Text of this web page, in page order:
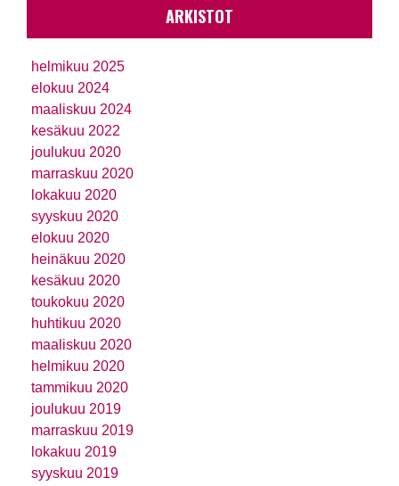
ARKISTOT
helmikuu 2025
elokuu 2024
maaliskuu 2024
kesäkuu 2022
joulukuu 2020
marraskuu 2020
lokakuu 2020
syyskuu 2020
elokuu 2020
heinäkuu 2020
kesäkuu 2020
toukokuu 2020
huhtikuu 2020
maaliskuu 2020
helmikuu 2020
tammikuu 2020
joulukuu 2019
marraskuu 2019
lokakuu 2019
syyskuu 2019